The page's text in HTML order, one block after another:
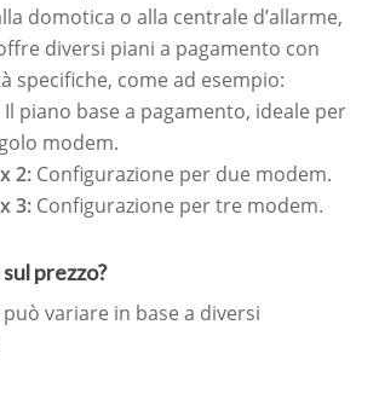
domotica o alla centrale d’allarme,
diversi piani a pagamento con
specifiche, come ad esempio:
Il piano base a pagamento, ideale per
modem.
2:Configurazione per due modem.
3:Configurazione per tre modem.
prezzo?
variare in base a diversi